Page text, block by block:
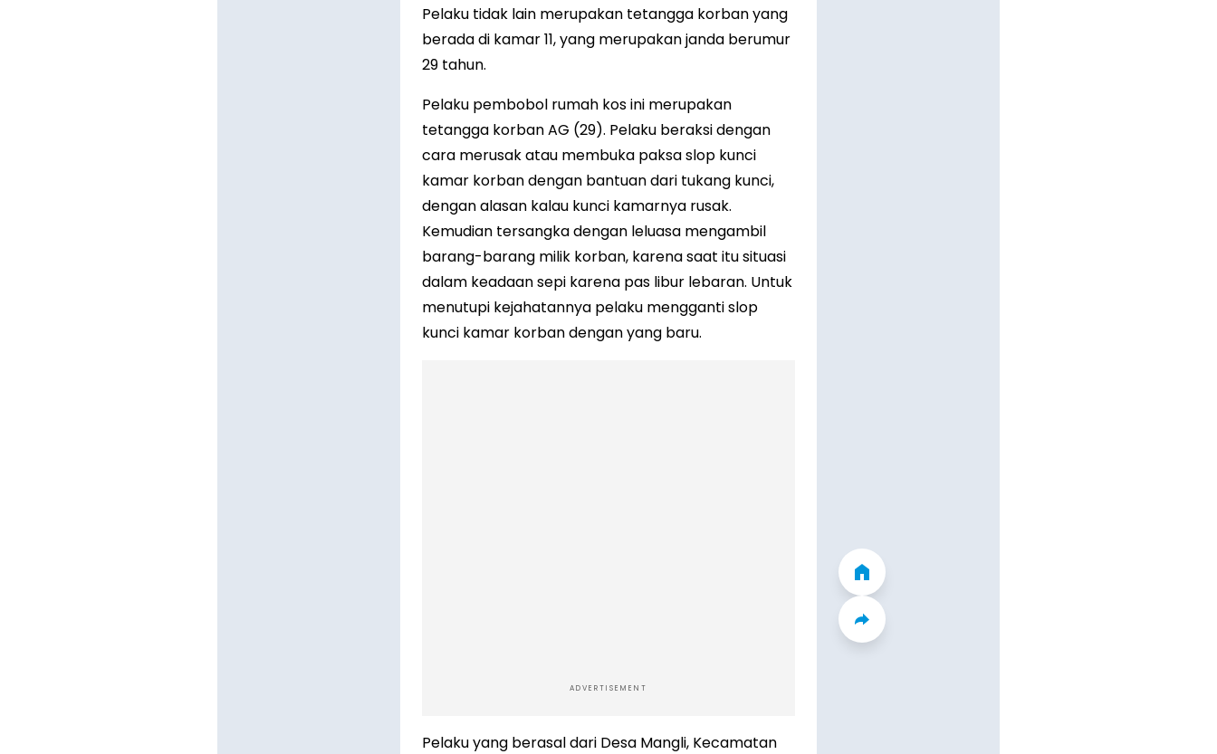
Pelaku tidak lain merupakan tetangga korban yang
berada di kamar 11, yang merupakan janda berumur
29 tahun.
Pelaku pembobol rumah kos ini merupakan
tetangga korban AG (29). Pelaku beraksi dengan
cara merusak atau membuka paksa slop kunci
kamar korban dengan bantuan dari tukang kunci,
dengan alasan kalau kunci kamarnya rusak.
Kemudian tersangka dengan leluasa mengambil
barang-barang milik korban, karena saat itu situasi
dalam keadaan sepi karena pas libur lebaran. Untuk
menutupi kejahatannya pelaku mengganti slop
kunci kamar korban dengan yang baru.
ADVERTISEMENT
Pelaku yang berasal dari Desa Mangli, Kecamatan